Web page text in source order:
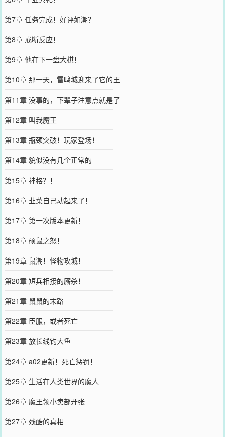
第7章 任务完成！好评如潮？
第8章 戒断反应！
第9章 他在下一盘大棋！
第10章 那一天，雷鸣城迎来了它的王
第11章 没事的，下辈子注意点就是了
第12章 叫我魔王
第13章 瓶颈突破！玩家登场！
第14章 貌似没有几个正常的
第15章 神格？！
第16章 韭菜自己动起来了！
第17章 第一次版本更新！
第18章 硕鼠之怒！
第19章 鼠潮！怪物攻城！
第20章 短兵相接的厮杀！
第21章 鼠鼠的末路
第22章 臣服，或者死亡
第23章 放长线钓大鱼
第24章 a02更新！死亡惩罚！
第25章 生活在人类世界的魔人
第26章 魔王领小卖部开张
第27章 残酷的真相